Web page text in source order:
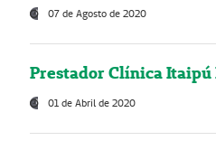
07 de Agosto de 2020
Prestador Clínica Itaipú
01 de Abril de 2020